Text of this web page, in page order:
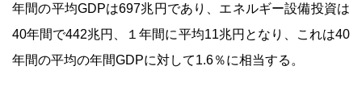
年間の平均GDPは697兆円であり、エネルギー設備投資は
40年間で442兆円、１年間に平均11兆円となり、これは40
年間の平均の年間GDPに対して1.6％に相当する。